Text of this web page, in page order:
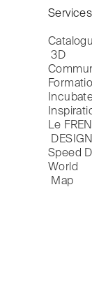
Services
3D
Le
Speed
World
Map